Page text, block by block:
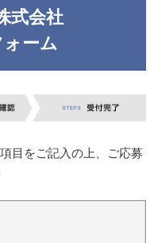
式会社
ーム
目をご記入の上、ご応募